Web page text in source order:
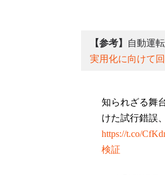
【参考】 自動運
実用化に向けて
知られざる舞
けた試行錯誤
https://t.co/
検証